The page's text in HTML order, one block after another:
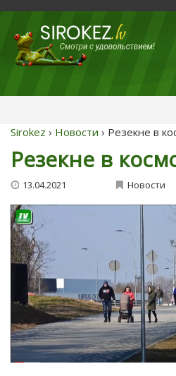
Sirokez › Новости › Резекне в
Резекне в
13.04.2021 Новости